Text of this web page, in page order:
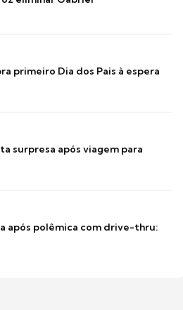
primeiro Dia dos Pais à espera
surpresa após viagem para
após polêmica com drive-thru: